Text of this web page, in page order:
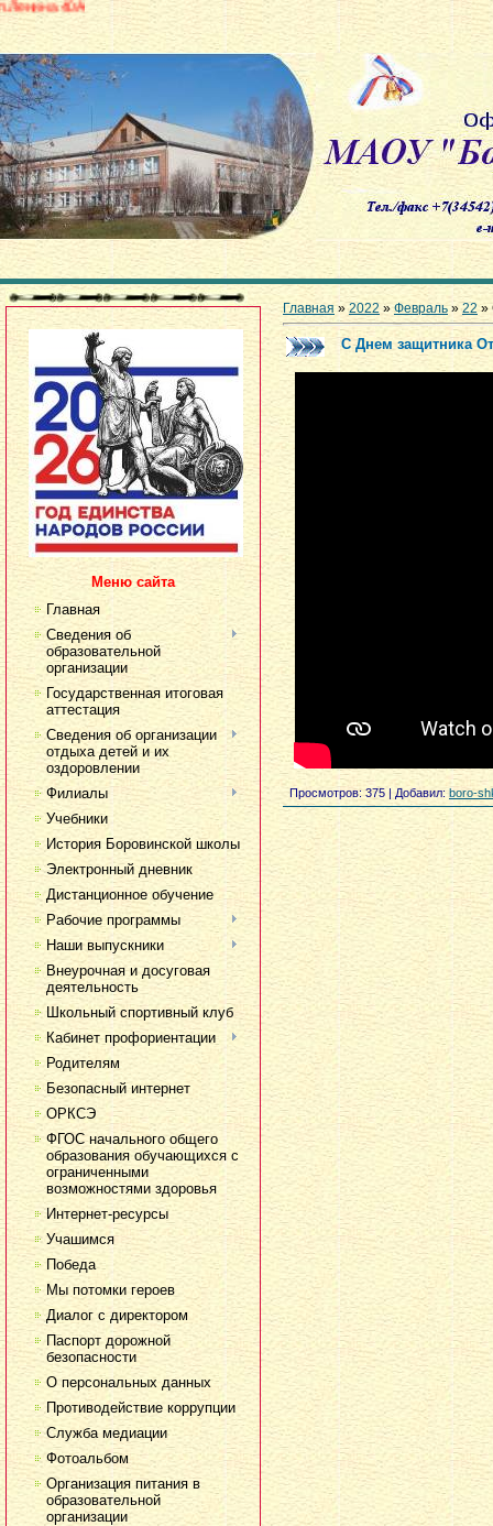
Меню сайта
Главная
Сведения об
образовательной
организации
Государственная итоговая
аттестация
Сведения об организации
отдыха детей и их
оздоровлении
Филиалы
Учебники
История Боровинской школы
Электронный дневник
Дистанционное обучение
Рабочие программы
Наши выпускники
Внеурочная и досуговая
деятельность
Школьный спортивный клуб
Кабинет профориентации
Родителям
Безопасный интернет
ОРКСЭ
ФГОС начального общего
образования обучающихся с
ограниченными
возможностями здоровья
Интернет-ресурсы
Учашимся
Победа
Мы потомки героев
Диалог с директором
Паспорт дорожной
безопасности
О персональных данных
Противодействие коррупции
Служба медиации
Фотоальбом
Организация питания в
образовательной
организации
Главная »2022 » Февраль » 22 »
С Днем защитника
Просмотров: 375 | Добавил: boro-